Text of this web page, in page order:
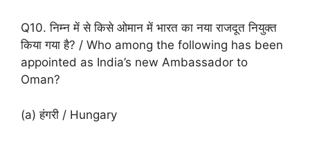
Q10. निम्न में से किसे ओमान में भारत का नया राजदूत नियुक्त
किया गया है? / Who among the following has been
appointed as India’s new Ambassador to
Oman?
(a) हंगरी / Hungary